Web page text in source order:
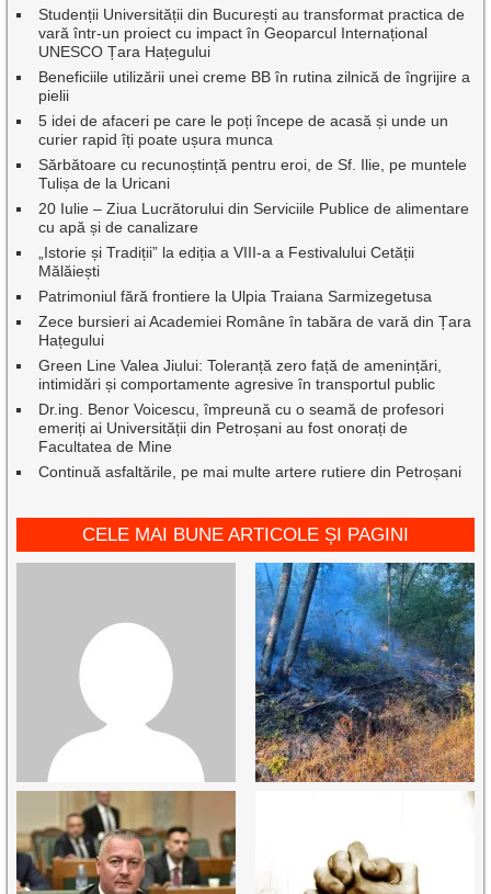
Studenții Universității din București au transformat practica de
vară într-un proiect cu impact în Geoparcul Internațional
UNESCO Țara Hațegului
Beneficiile utilizării unei creme BB în rutina zilnică de îngrijire a
pielii
5 idei de afaceri pe care le poți începe de acasă și unde un
curier rapid îți poate ușura munca
Sărbătoare cu recunoștință pentru eroi, de Sf. Ilie, pe muntele
Tulișa de la Uricani
20 Iulie – Ziua Lucrătorului din Serviciile Publice de alimentare
cu apă și de canalizare
„Istorie și Tradiții” la ediția a VIII-a a Festivalului Cetății
Mălăiești
Patrimoniul fără frontiere la Ulpia Traiana Sarmizegetusa
Zece bursieri ai Academiei Române în tabăra de vară din Țara
Hațegului
Green Line Valea Jiului: Toleranță zero față de amenințări,
intimidări și comportamente agresive în transportul public
Dr.ing. Benor Voicescu, împreună cu o seamă de profesori
emeriți ai Universității din Petroșani au fost onorați de
Facultatea de Mine
Continuă asfaltările, pe mai multe artere rutiere din Petroșani
CELE MAI BUNE ARTICOLE ȘI PAGINI